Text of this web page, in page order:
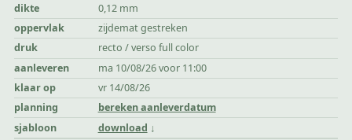
dikte
0,12 mm
oppervlak
zijdemat gestreken
druk
recto / verso full color
aanleveren
ma 10/08/26 voor 11:00
klaar op
vr 14/08/26
planning
bereken aanleverdatum
sjabloon
download